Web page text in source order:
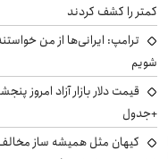
کمتر را کشف کردند
ترامپ: ایرانی‌ها از من
شویم
+جدول
کیهان مثل همیشه ساز مخالف